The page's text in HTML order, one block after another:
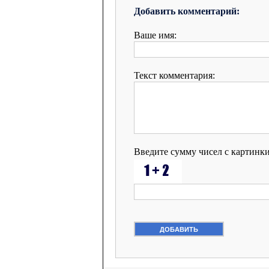
Добавить комментарий:
Ваше имя:
Текст комментария:
Введите сумму чисел с